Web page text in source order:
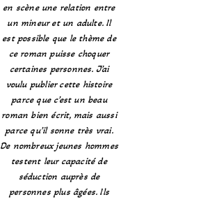
en scène une relation entre
un mineur et un adulte. Il
est possible que le thème de
ce roman puisse choquer
certaines personnes. J’ai
voulu publier cette histoire
parce que c’est un beau
roman bien écrit, mais aussi
parce qu’il sonne très vrai.
De nombreux jeunes hommes
testent leur capacité de
séduction auprès de
personnes plus âgées. Ils